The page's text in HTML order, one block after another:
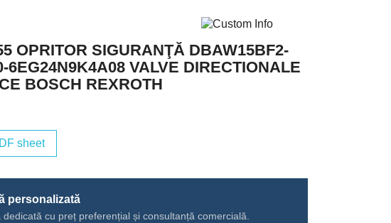
OPRITOR SIGURANŢĂ DBAW15BF2-
6EG24N9K4A08 VALVE DIRECTIONALE
BOSCH REXROTH
sheet
personalizată
dedicată cu preț preferențial și consultanță comercială.